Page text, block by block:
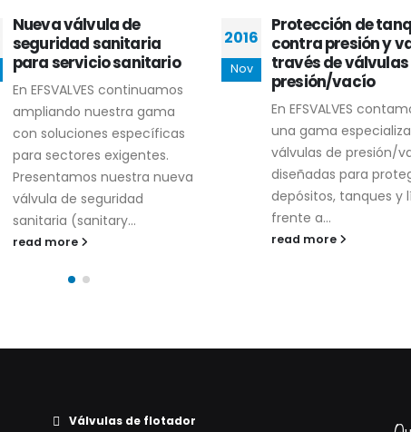
Nueva válvula de
seguridad sanitaria
para servicio sanitario
En EFSVALVES continuamos
ampliando nuestra gama
con soluciones específicas
para sectores exigentes.
Presentamos nuestra nueva
válvula de seguridad
sanitaria (sanitary...
read more
2016
Nov
Protección de
contra presión y
través de válvulas
presión/vacío
En EFSVALVES
una gama
válvulas de presión/
diseñadas para
depósitos, tanques y
frente a...
read more
Válvulas de flotador